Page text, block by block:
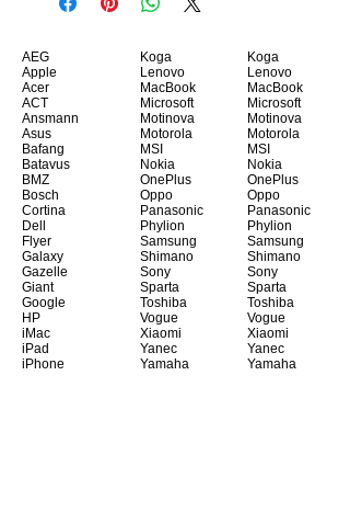
AEG
Apple
Acer
ACT
Ansmann
Asus
Bafang
Batavus
BMZ
Bosch
Cortina
Dell
Flyer
Galaxy
Gazelle
Giant
Google
HP
iMac
iPad
iPhone
Koga
Lenovo
MacBook
Microsoft
Motinova
Motorola
MSI
Nokia
OnePlus
Oppo
Panasonic
Phylion
Samsung
Shimano
Sony
Sparta
Toshiba
Vogue
Xiaomi
Yanec
Yamaha
Koga
Lenovo
MacBook
Microsoft
Motinova
Motorola
MSI
Nokia
OnePlus
Oppo
Panasonic
Phylion
Samsung
Shimano
Sony
Sparta
Toshiba
Vogue
Xiaomi
Yanec
Yamaha